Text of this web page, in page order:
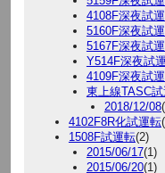
4108F深夜試
5160F深夜試
5167F深夜試
Y514F深夜試
4109F深夜試
東上線TASC
2018/12/08
4102F8R化試運転
1508F試運転(2)
2015/06/17(1)
2015/06/20(1)